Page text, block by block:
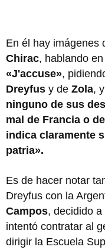
En él hay imágenes
Chirac, hablando
«J'accuse»,
Dreyfus y de Zola,
ninguno de sus
mal de Francia o
indica claramente
patria».
Es de hacer notar
Dreyfus con la
Campos, decidido
intentó contratar al
dirigir la Escuela